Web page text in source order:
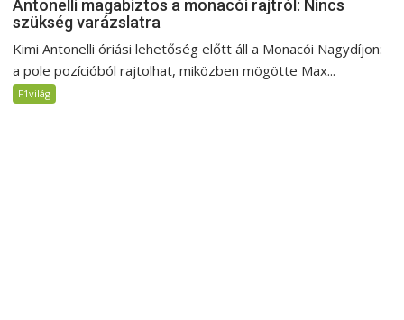
Antonelli magabiztos a monacói rajtról: Nincs
szükség varázslatra
Kimi Antonelli óriási lehetőség előtt áll a Monacói Nagydíjon:
a pole pozícióból rajtolhat, miközben mögötte Max...
F1világ